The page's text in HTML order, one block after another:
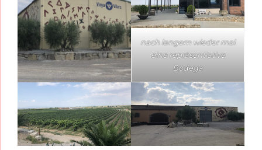
nach langem wieder mal
eine repräsentiative
Bodega